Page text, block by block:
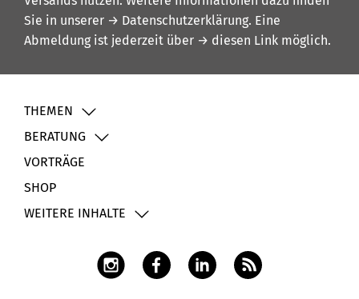
Sie in unserer → Datenschutzerklärung. Eine
Abmeldung ist jederzeit über → diesen Link möglich.
THEMEN
BERATUNG
VORTRÄGE
SHOP
WEITERE INHALTE